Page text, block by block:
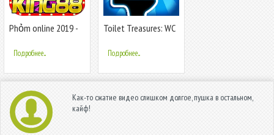
Phỏm online 2019 -
Подробнее...
Toilet Treasures: WC
Подробнее...
Как-то сжатие видео слишком долгое, пушка в остальном,
кайф!